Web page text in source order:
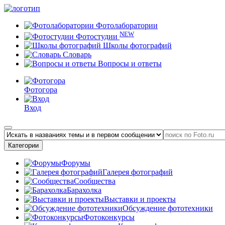
Фотолаборатории
Фотостудии NEW
Школы фотографий
Словарь
Вопросы и ответы
Фотогора
Вход
Категории
Форумы
Галерея фотографий
Сообщества
Барахолка
Выставки и проекты
Обсуждение фототехники
Фотоконкурсы